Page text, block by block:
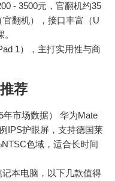
- 3500元，官翻机约35
翻机），接口丰富（U
1），主打实用性与商
荐
年市场数据） 华为Mate
IPS护眼屏，支持德国莱
色域，适合长时间
本电脑，以下几款值得